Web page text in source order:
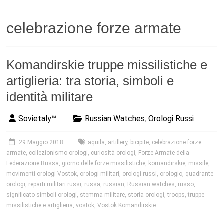
celebrazione forze armate
Komandirskie truppe missilistiche e
artiglieria: tra storia, simboli e
identità militare
Sovietaly™ Russian Watches,Orologi Russi
29 Maggio 2018 aquila, artillery, bicipite, celebrazione forze
armate, collezionismo orologi, curiosità orologi, Forze Armate della
Federazione Russa, giorno delle forze missilistiche, komandirskie, missile,
movimenti orologi Vostok, orologi militari, orologi russi, orologio, quadrante
orologi, reparti militari russi, russa, russian, Russian watches, russo,
significato simboli orologi, stemma militare, storia orologi,troops,truppe
missilistiche e artiglieria,vostok,Vostok Komandirskie